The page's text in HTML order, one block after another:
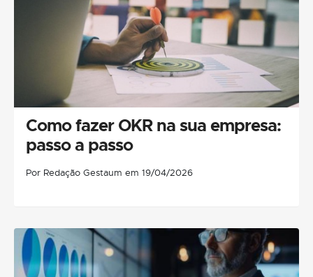
Como fazer OKR na sua empresa:
passo a passo
Por Redação Gestaum em 19/04/2026